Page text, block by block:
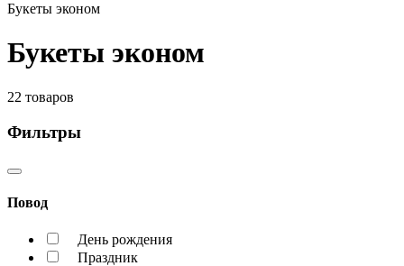
Букеты эконом
Букеты эконом
22 товаров
Фильтры
Повод
День рождения
Праздник